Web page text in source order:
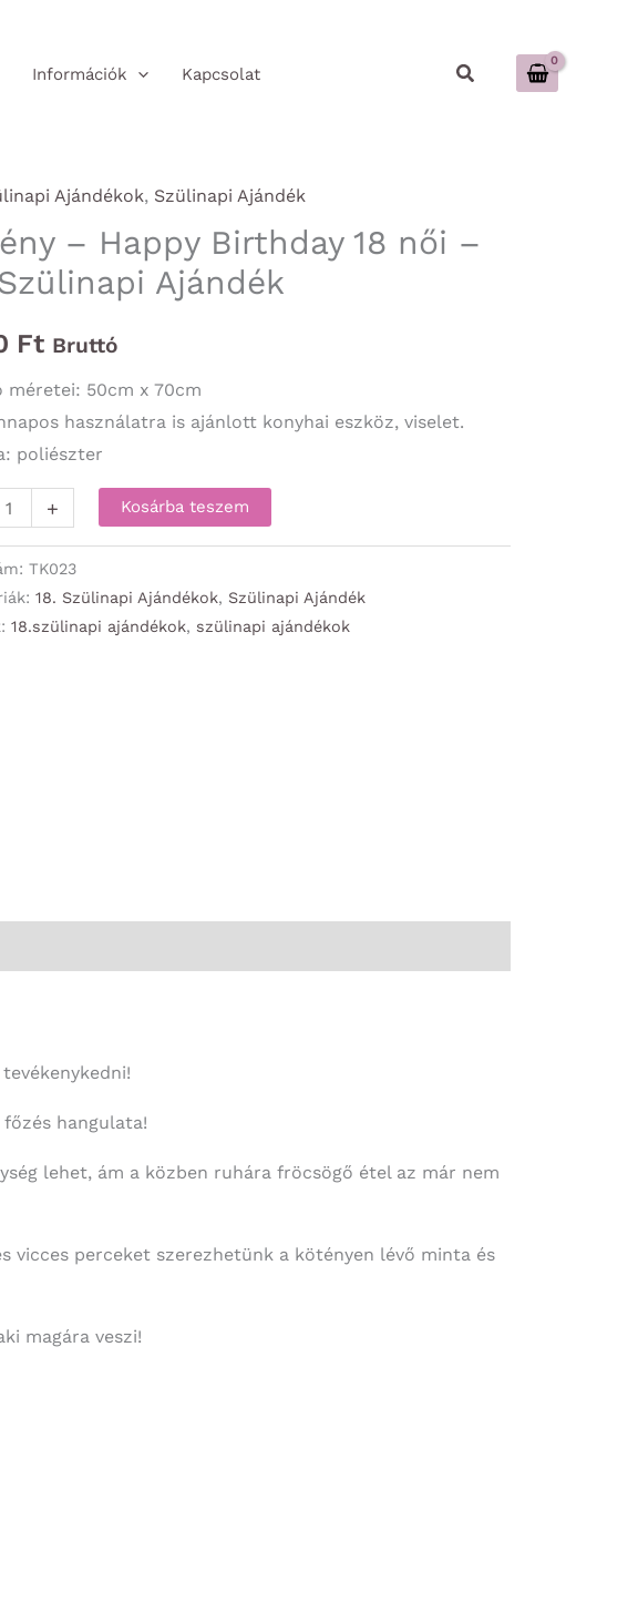
Információk Kapcsolat Keresés
Ajándékok, Szülinapi Ajándék
– Happy Birthday 18 női –
Ajándék
Ft Bruttó
méretei: 50cm x 70cm
használatra is ajánlott konyhai eszköz, viselet.
poliészter
+ Kosárba teszem
TK023
18. Szülinapi Ajándékok, Szülinapi Ajándék
18.szülinapi ajándékok, szülinapi ajándékok
hangulata!
lehet, ám a közben ruhára fröcsögő étel az már nem
vicces perceket szerezhetünk a kötényen lévő minta és
magára veszi!